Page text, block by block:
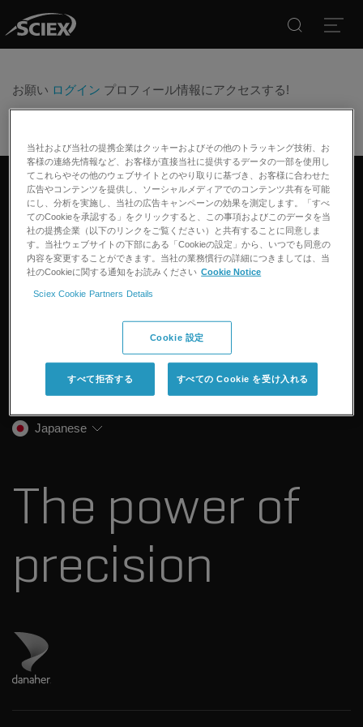
お願い ログイン プロフィール情報にアクセスする!
リンクトインツイッターフェイスブックインスタグラム
製品
質量分析計
キャピラリー電気泳動機器
HPLC製品
イオンモビリティ
スペクトルライブラリ
アプリケーション
食品/飲料検査
法医学ソリューション
トレーニング
プロフェッショナルサービス
キャリア
SCIEXについて
SCIEXの歴史
プレスリリース
Japanese
The power of
precision
ダナハーのサイトにアクセス
当社および当社の提携企業はクッキーおよびその他のトラッキング技術、お
客様の連絡先情報など、お客様が直接当社に提供するデータの一部を使用し
てこれらやその他のウェブサイトとのやり取りに基づき、お客様に合わせた
広告やコンテンツを提供し、ソーシャルメディアでのコンテンツ共有を可能
にし、分析を実施し、当社の広告キャンペーンの効果を測定します。「すべ
てのCookieを承認する」をクリックすると、この事項およびこのデータを当
社の提携企業（以下のリンクをご覧ください）と共有することに同意しま
す。当社ウェブサイトの下部にある「Cookieの設定」から、いつでも同意の
内容を変更することができます。当社の業務慣行の詳細につきましては、当
社のCookieに関する通知をお読みください Cookie Notice
Sciex Cookie Partners Details
Cookie 設定
すべて拒否する すべての Cookie を受け入れる